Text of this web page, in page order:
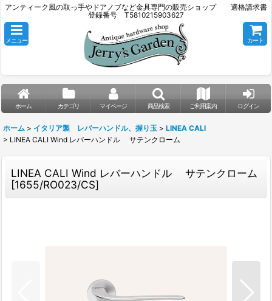
アンティーク風の取っ手やドアノブなど金具専門の販売ショップ 適格請求書
登録番号 T5810215903627
メニュー カート
ホーム カテゴリ マイページ 商品検索 ご利用案内 ログイン
ホーム > イタリア製 レバーハンドル、握り玉 > LINEA CALI
> LINEA CALI Wind レバーハンドル サテンクローム
LINEA CALI Wind レバーハンドル サテンクローム
[1655/RO023/CS]